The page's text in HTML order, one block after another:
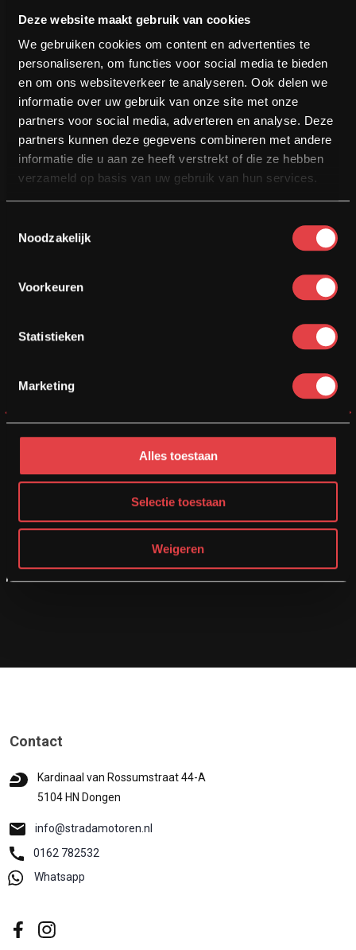
Deze website maakt gebruik van cookies
We gebruiken cookies om content en advertenties te
personaliseren, om functies voor social media te bieden
en om ons websiteverkeer te analyseren. Ook delen we
informatie over uw gebruik van onze site met onze
partners voor social media, adverteren en analyse. Deze
partners kunnen deze gegevens combineren met andere
informatie die u aan ze heeft verstrekt of die ze hebben
verzameld op basis van uw gebruik van hun services.
Noodzakelijk
Voorkeuren
Statistieken
Marketing
Alles toestaan
Selectie toestaan
Weigeren
NU RIJDEN! BETALEN DOE JE MET MATE
Financieren
MOTOR VERKOPEN?
Inkoop / Inruil
BMW RNINET SCRAMBLER
21021
€ 11450
Contact
Kardinaal van Rossumstraat 44-A
5104 HN Dongen
info@stradamotoren.nl
0162 782532
Whatsapp